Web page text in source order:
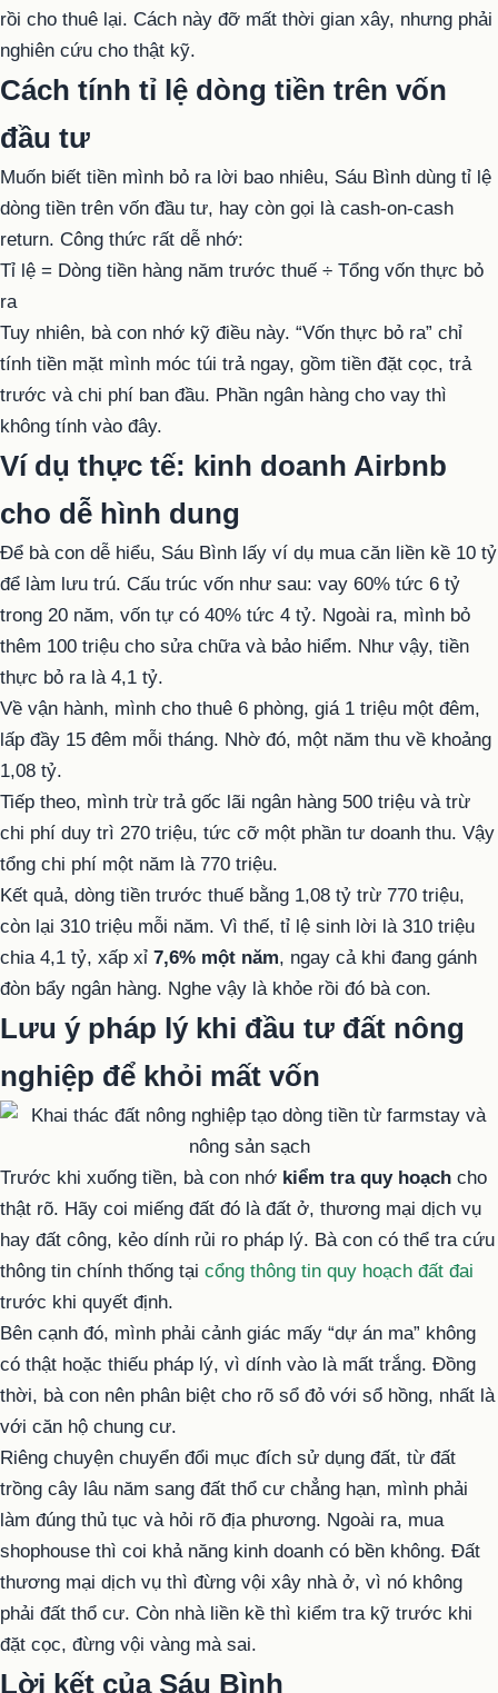
rồi cho thuê lại. Cách này đỡ mất thời gian xây, nhưng phải
nghiên cứu cho thật kỹ.
Cách tính tỉ lệ dòng tiền trên vốn
đầu tư
Muốn biết tiền mình bỏ ra lời bao nhiêu, Sáu Bình dùng tỉ lệ
dòng tiền trên vốn đầu tư, hay còn gọi là cash-on-cash
return. Công thức rất dễ nhớ:
Tỉ lệ = Dòng tiền hàng năm trước thuế ÷ Tổng vốn thực bỏ
ra
Tuy nhiên, bà con nhớ kỹ điều này. “Vốn thực bỏ ra” chỉ
tính tiền mặt mình móc túi trả ngay, gồm tiền đặt cọc, trả
trước và chi phí ban đầu. Phần ngân hàng cho vay thì
không tính vào đây.
Ví dụ thực tế: kinh doanh Airbnb
cho dễ hình dung
Để bà con dễ hiểu, Sáu Bình lấy ví dụ mua căn liền kề 10 tỷ
để làm lưu trú. Cấu trúc vốn như sau: vay 60% tức 6 tỷ
trong 20 năm, vốn tự có 40% tức 4 tỷ. Ngoài ra, mình bỏ
thêm 100 triệu cho sửa chữa và bảo hiểm. Như vậy, tiền
thực bỏ ra là 4,1 tỷ.
Về vận hành, mình cho thuê 6 phòng, giá 1 triệu một đêm,
lấp đầy 15 đêm mỗi tháng. Nhờ đó, một năm thu về khoảng
1,08 tỷ.
Tiếp theo, mình trừ trả gốc lãi ngân hàng 500 triệu và trừ
chi phí duy trì 270 triệu, tức cỡ một phần tư doanh thu. Vậy
tổng chi phí một năm là 770 triệu.
Kết quả, dòng tiền trước thuế bằng 1,08 tỷ trừ 770 triệu,
còn lại 310 triệu mỗi năm. Vì thế, tỉ lệ sinh lời là 310 triệu
chia 4,1 tỷ, xấp xỉ 7,6% một năm, ngay cả khi đang gánh
đòn bẩy ngân hàng. Nghe vậy là khỏe rồi đó bà con.
Lưu ý pháp lý khi đầu tư đất nông
nghiệp để khỏi mất vốn
Trước khi xuống tiền, bà con nhớ kiểm tra quy hoạch cho
thật rõ. Hãy coi miếng đất đó là đất ở, thương mại dịch vụ
hay đất công, kẻo dính rủi ro pháp lý. Bà con có thể tra cứu
thông tin chính thống tại cổng thông tin quy hoạch đất đai
trước khi quyết định.
Bên cạnh đó, mình phải cảnh giác mấy “dự án ma” không
có thật hoặc thiếu pháp lý, vì dính vào là mất trắng. Đồng
thời, bà con nên phân biệt cho rõ sổ đỏ với sổ hồng, nhất là
với căn hộ chung cư.
Riêng chuyện chuyển đổi mục đích sử dụng đất, từ đất
trồng cây lâu năm sang đất thổ cư chẳng hạn, mình phải
làm đúng thủ tục và hỏi rõ địa phương. Ngoài ra, mua
shophouse thì coi khả năng kinh doanh có bền không. Đất
thương mại dịch vụ thì đừng vội xây nhà ở, vì nó không
phải đất thổ cư. Còn nhà liền kề thì kiểm tra kỹ trước khi
đặt cọc, đừng vội vàng mà sai.
Lời kết của Sáu Bình